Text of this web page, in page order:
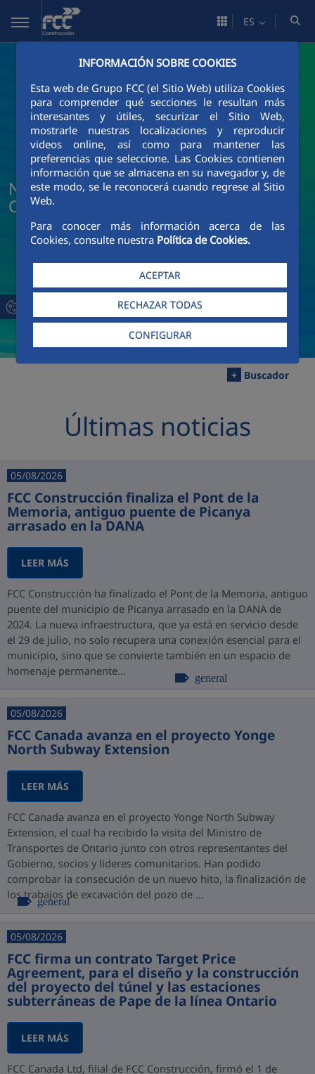
Saltar al contenido principal
INFORMACIÓN SOBRE COOKIES
Esta web de Grupo FCC (el Sitio Web) utiliza Cookies
para comprender qué secciones le resultan más
interesantes y útiles, securizar el Sitio Web,
mostrarle nuestras localizaciones y reproducir
videos online, así como para mantener las
preferencias que seleccione. Las Cookies contienen
información que se almacena en su navegador y, de
este modo, se le reconocerá cuando regrese al Sitio
Web.
Para conocer más información acerca de las
Cookies, consulte nuestra Política de Cookies.
ACEPTAR
RECHAZAR TODAS
CONFIGURAR
ES
Noticias y actualidad de FCC
Construcción
+ Buscador
Últimas noticias
05/08/2026
FCC Construcción finaliza el Pont de la
Memoria, antiguo puente de Picanya
arrasado en la DANA
LEER MÁS
FCC Construcción ha finalizado el Pont de la Memoria, antiguo
puente del municipio de Picanya arrasado en la DANA de
2024. La nueva infraestructura, que ya está en servicio desde
el 29 de julio, no solo recupera una conexión esencial para el
municipio, sino que se convierte también en un espacio de
homenaje permanente...
general
05/08/2026
FCC Canada avanza en el proyecto Yonge
North Subway Extension
LEER MÁS
FCC Canada avanza en el proyecto Yonge North Subway
Extension, el cual ha recibido la visita del Ministro de
Transportes de Ontario junto con otros representantes del
Gobierno, socios y lideres comunitarios. Han podido
comprobar la consecución de un nuevo hito, la finalización de
los trabajos de excavación del pozo de ...
general
05/08/2026
FCC firma un contrato Target Price
Agreement, para el diseño y la construcción
del proyecto del túnel y las estaciones
subterráneas de Pape de la línea Ontario
LEER MÁS
FCC Canada Ltd, filial de FCC Construcción, firmó el 1 de